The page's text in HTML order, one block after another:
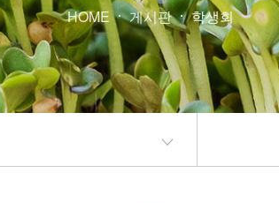
HOME 게시판 학생회